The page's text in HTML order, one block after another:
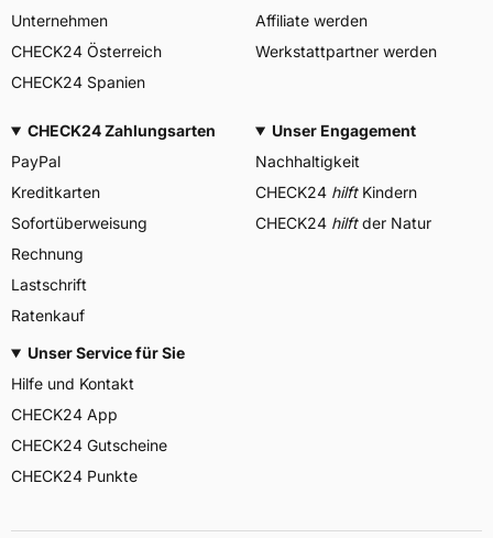
Unternehmen
CHECK24 Österreich
CHECK24 Spanien
Affiliate werden
Werkstattpartner werden
CHECK24 Zahlungsarten
PayPal
Kreditkarten
Sofortüberweisung
Rechnung
Lastschrift
Ratenkauf
Unser Engagement
Nachhaltigkeit
CHECK24 hilftKindern
CHECK24 hilftder Natur
Unser Service für Sie
Hilfe und Kontakt
CHECK24 App
CHECK24 Gutscheine
CHECK24 Punkte